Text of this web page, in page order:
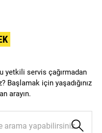
yetkili servis çağırmadan
Başlamak için yaşadığınız
arayın.